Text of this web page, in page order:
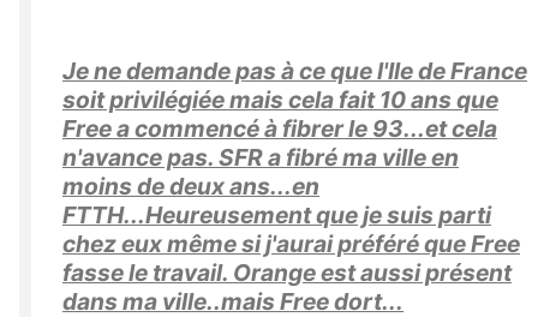
Je ne demande pas à ce que l'Ile de France
soit privilégiée mais cela fait 10 ans que
Free a commencé à fibrer le 93...et cela
n'avance pas. SFR a fibré ma ville en
moins de deux ans...en
FTTH...Heureusement que je suis parti
chez eux même si j'aurai préféré que Free
fasse le travail. Orange est aussi présent
dans ma ville..mais Free dort...